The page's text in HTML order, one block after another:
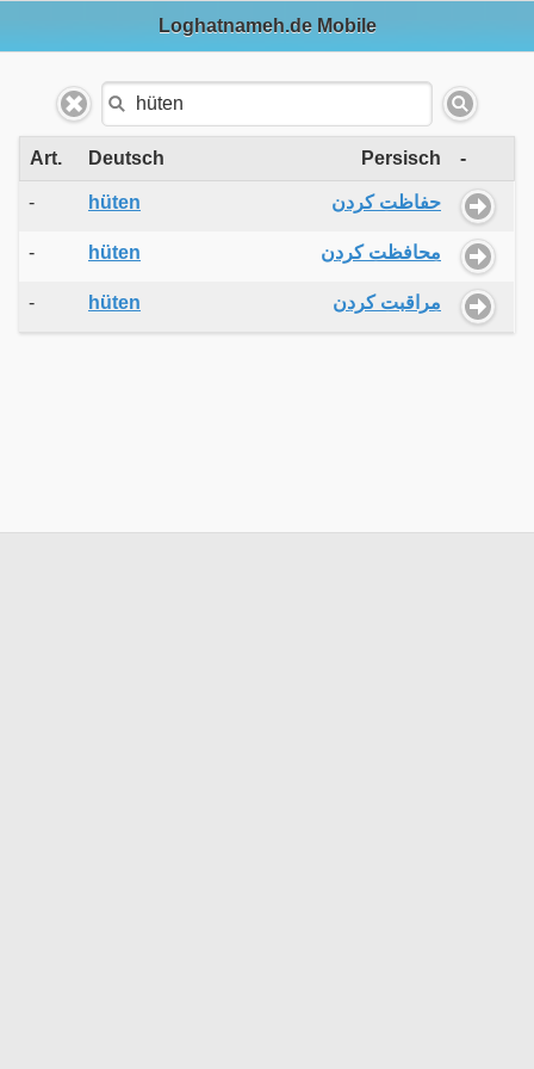
Loghatnameh.de Mobile
Art. Deutsch Persisch -
- hüten حفاظت کردن
- hüten محافظت کردن
- hüten مراقبت کردن